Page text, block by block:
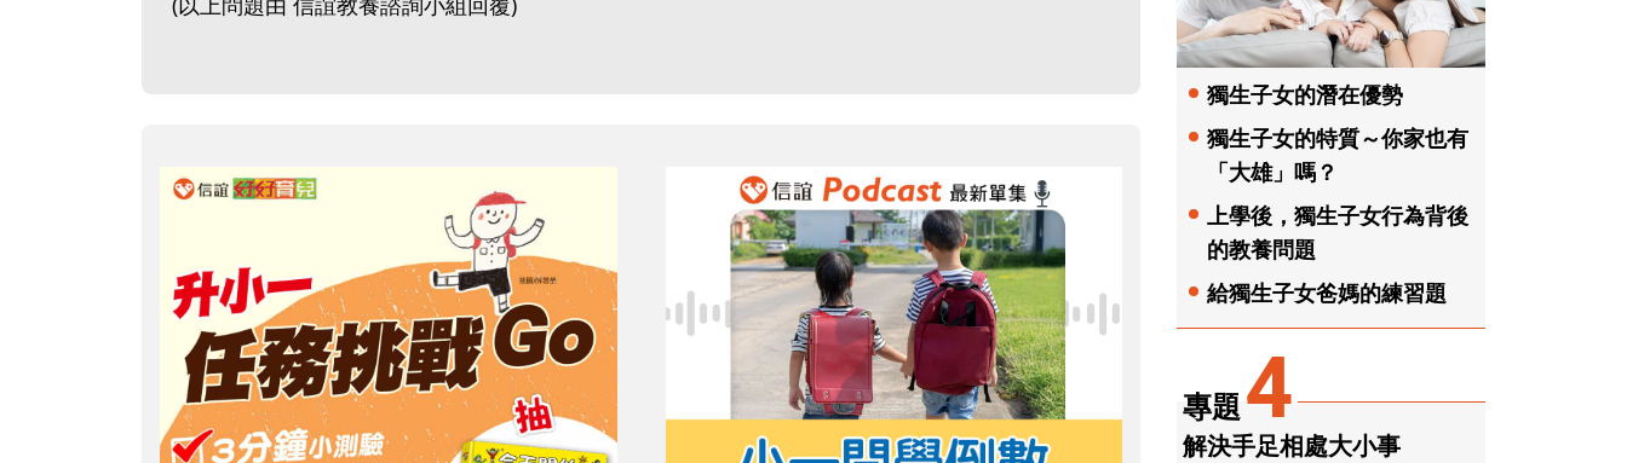
獨生子女的潛在優勢
獨生子女的特質～你家也有
「大雄」嗎？
上學後，獨生子女行為背後
的教養問題
給獨生子女爸媽的練習題
專題4
解決手足相處大小事